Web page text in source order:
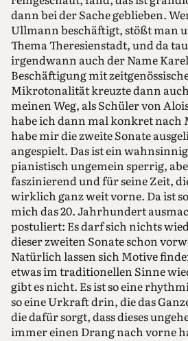
dann bei der Sache geblieben.
Ullmann beschäftigt, stößt man
Thema Theresienstadt, und da
irgendwann auch der Name
Beschäftigung mit
Mikrotonalität kreuzte dann
meinen Weg, als Schüler von
habe ich dann mal konkret nach
habe mir die zweite Sonate
angespielt. Das ist ein
pianistisch ungemein sperrig,
faszinierend und für seine Zeit,
wirklich ganz weit vorne. Da ist
mich das 20. Jahrhundert
postuliert: Es darf sich nichts
dieser zweiten Sonate schon
Natürlich lassen sich Motive
etwas im traditionellen Sinne
gibt es nicht. Es ist so eine
so eine Urkraft drin, die das
die dafür sorgt, dass dieses
immer einen Drang nach vorne